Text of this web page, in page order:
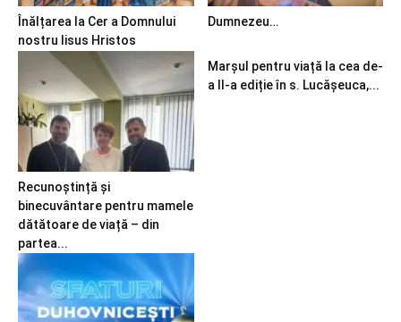
Înălțarea la Cer a Domnului
nostru Iisus Hristos
Dumnezeu…
Recunoștință și
binecuvântare pentru mamele
dătătoare de viață – din
partea...
Marșul pentru viață la cea de-
a II-a ediție în s. Lucășeuca,...